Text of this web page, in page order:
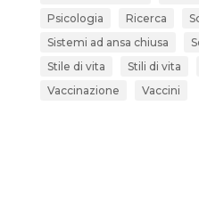
Psicologia
Ricerca
Sistemi ad ansa chiusa
Stile di vita
Stili di vita
Vaccinazione
Vaccini